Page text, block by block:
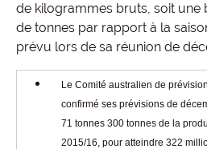
de kilogrammes bruts, soit une
de tonnes par rapport à la
prévu lors de sa réunion de
Le Comité australien de
confirmé ses prévisions de
71 tonnes 300 tonnes de la
2015/16, pour atteindre 322